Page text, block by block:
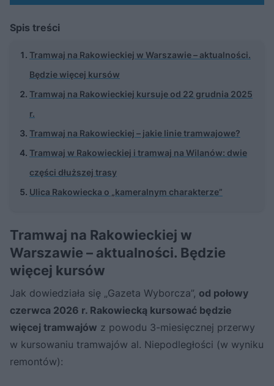
Spis treści
Tramwaj na Rakowieckiej w Warszawie – aktualności.
Będzie więcej kursów
Tramwaj na Rakowieckiej kursuje od 22 grudnia 2025
r.
Tramwaj na Rakowieckiej – jakie linie tramwajowe?
Tramwaj w Rakowieckiej i tramwaj na Wilanów: dwie
części dłuższej trasy
Ulica Rakowiecka o „kameralnym charakterze”
Tramwaj na Rakowieckiej w
Warszawie – aktualności. Będzie
więcej kursów
Jak dowiedziała się „Gazeta Wyborcza”, od połowy
czerwca 2026 r. Rakowiecką kursować będzie
więcej tramwajów z powodu 3-miesięcznej przerwy
w kursowaniu tramwajów al. Niepodległości (w wyniku
remontów):